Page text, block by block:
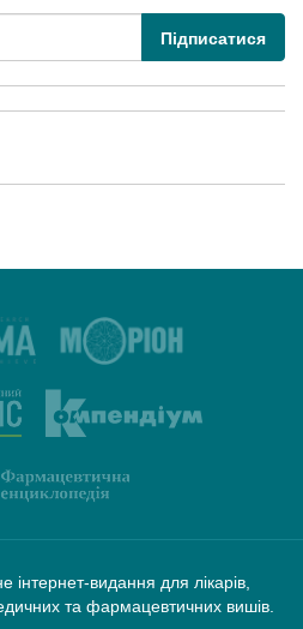
Підписатися
інтернет-видання для лікарів,
та фармацевтичних вишів.